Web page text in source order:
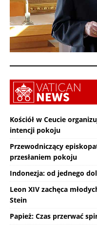
Kościół w Ceucie
intencji pokoju
Przewodniczący
przesłaniem pokoju
Indonezja: od jednego
Leon XIV zachęca
Stein
Papież: Czas przerwać